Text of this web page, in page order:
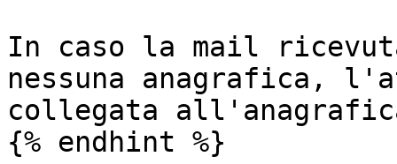
In caso la mail
nessuna anagrafica,
collegata
{% endhint %}